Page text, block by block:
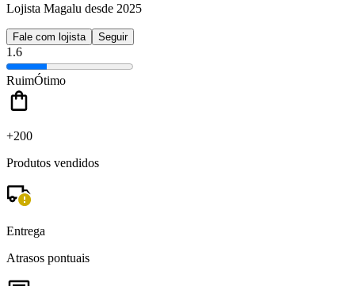
Lojista Magalu desde 2025
Fale com lojista Seguir
1.6
RuimÓtimo
+200
Produtos vendidos
Entrega
Atrasos pontuais